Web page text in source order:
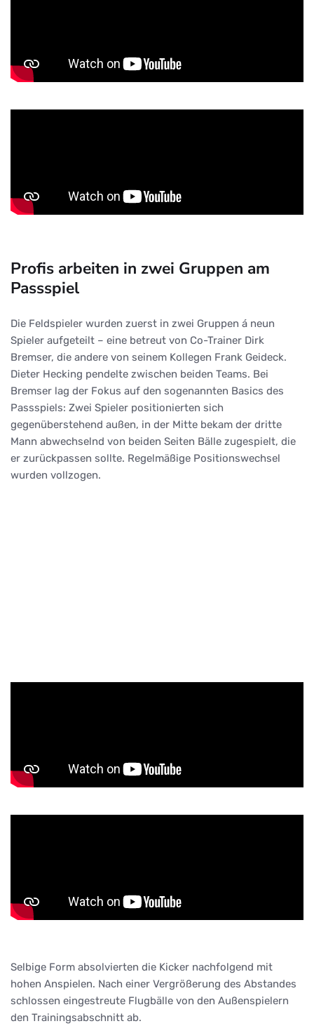
Profis arbeiten in zwei Gruppen am
Passspiel
Die Feldspieler wurden zuerst in zwei Gruppen á neun
Spieler aufgeteilt – eine betreut von Co-Trainer Dirk
Bremser, die andere von seinem Kollegen Frank Geideck.
Dieter Hecking pendelte zwischen beiden Teams. Bei
Bremser lag der Fokus auf den sogenannten Basics des
Passspiels: Zwei Spieler positionierten sich
gegenüberstehend außen, in der Mitte bekam der dritte
Mann abwechselnd von beiden Seiten Bälle zugespielt, die
er zurückpassen sollte. Regelmäßige Positionswechsel
wurden vollzogen.
Selbige Form absolvierten die Kicker nachfolgend mit
hohen Anspielen. Nach einer Vergrößerung des Abstandes
schlossen eingestreute Flugbälle von den Außenspielern
den Trainingsabschnitt ab.